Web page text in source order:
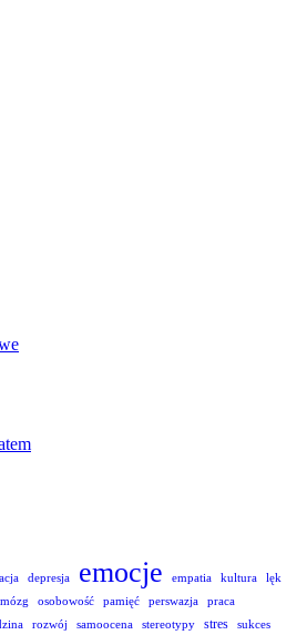
depresja emocje empatia kultura
lęk
mózg osobowość pamięć perswazja
praca
rozwój samoocena stereotypy stres sukces